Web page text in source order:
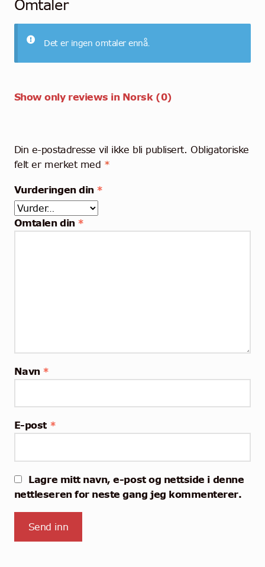
Omtaler
Det er ingen omtaler ennå.
Show only reviews in Norsk (0)
Din e-postadresse vil ikke bli publisert. Obligatoriske
felt er merket med *
Vurderingen din *
Omtalen din *
Navn *
E-post *
Lagre mitt navn, e-post og nettside i denne
nettleseren for neste gang jeg kommenterer.